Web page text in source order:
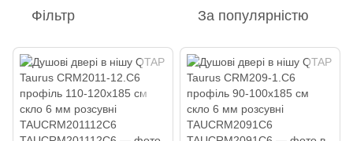
Фільтр За популярністю